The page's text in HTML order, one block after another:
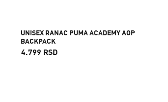
UNISEX RANAC PUMA ACADEMY AOP
BACKPACK
4.799 RSD